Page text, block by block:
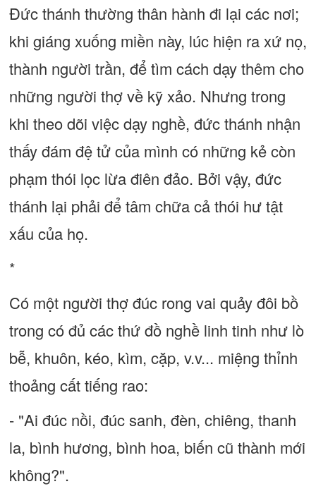
Đức thánh thường thân hành đi lại các nơi;
khi giáng xuống miền này, lúc hiện ra xứ nọ,
thành người trần, để tìm cách dạy thêm cho
những người thợ về kỹ xảo. Nhưng trong
khi theo dõi việc dạy nghề, đức thánh nhận
thấy đám đệ tử của mình có những kẻ còn
phạm thói lọc lừa điên đảo. Bởi vậy, đức
thánh lại phải để tâm chữa cả thói hư tật
xấu của họ.
*
Có một người thợ đúc rong vai quảy đôi bồ
trong có đủ các thứ đồ nghề linh tinh như lò
bễ, khuôn, kéo, kìm, cặp, v.v... miệng thỉnh
thoảng cất tiếng rao:
- "Ai đúc nồi, đúc sanh, đèn, chiêng, thanh
la, bình hương, bình hoa, biến cũ thành mới
không?".